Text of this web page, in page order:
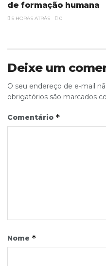
de formação humana
5 HORAS ATRÁS 0
Deixe um
O seu endereço de e-mail
obrigatórios são marcados
Comentário *
Nome *